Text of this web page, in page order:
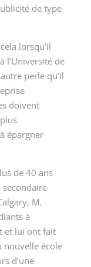
de type
lorsqu’il
l’Université de
perle qu’il
doivent
épargner
de 40 ans
M.
à
et lui ont fait
nouvelle école
d’une